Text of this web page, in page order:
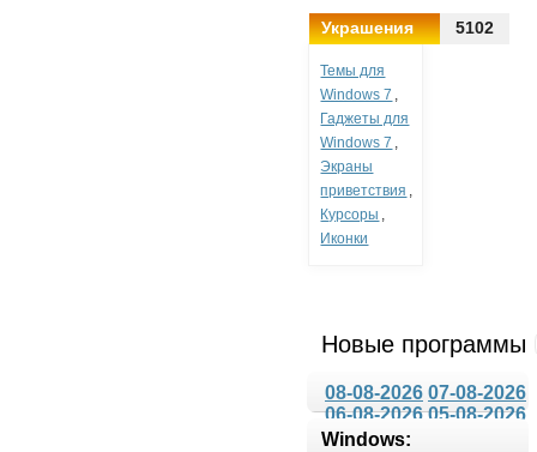
Украшения 5102
Темы для
Windows 7 ,
Гаджеты для
Windows 7 ,
Экраны
приветствия ,
Курсоры ,
Иконки
Новые программы
08-08-2026 07-08-2026
06-08-2026 05-08-2026
Windows: